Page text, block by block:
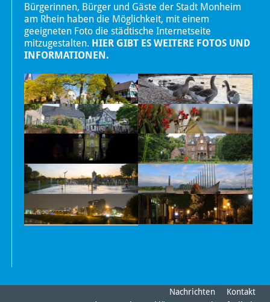
Bürgerinnen, Bürger und Gäste der Stadt Monheim
am Rhein haben die Möglichkeit, mit einem
geeigneten Foto die städtische Internetseite
mitzugestalten. HIER GIBT ES WEITERE FOTOS UND
INFORMATIONEN.
Nachrichten
Kontakt